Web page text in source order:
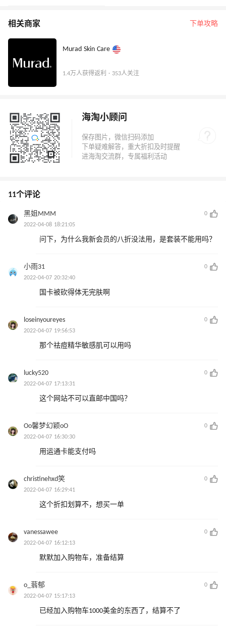
相关商家 下单攻略
Murad Skin Care
1.4万人获得返利 · 353人关注
海淘小顾问
11个评论
黑姐MMM
0
2022-04-08 18:21:05
问下，为什么我新会员的八折没法用，是套装不能用吗？
小雨31
0
2022-04-07 20:32:40
国卡被砍得体无完肤啊
loseinyoureyes
0
2022-04-07 19:56:53
那个祛痘精华敏感肌可以用吗
lucky520
0
2022-04-07 17:13:31
这个网站不可以直邮中国吗？
Oo馨梦幻颖oO
0
2022-04-07 16:30:30
用运通卡能支付吗
christinehxd笑
0
2022-04-07 16:29:41
这个折扣划算不，想买一单
vanessawee
0
2022-04-07 16:12:13
默默加入购物车，准备结算
o_蓊郁
0
2022-04-07 15:17:13
已经加入购物车1000美金的东西了，结算不了